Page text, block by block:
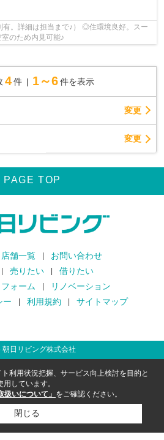
。詳細は担当まで♪） ◎住環境良好。スー
のため内見可能♪
4 件 1～6 件を表示
変更
変更
PAGE TOP
店舗一覧
お問い合わせ
売りたい
借りたい
フォーム
リノベーション
ー
利用規約 サイトマップ
朝日リビング株式会社
利用状況把握、サービス向上検討を目的と
しています。
扱いについて」 をご確認ください。
閉じる